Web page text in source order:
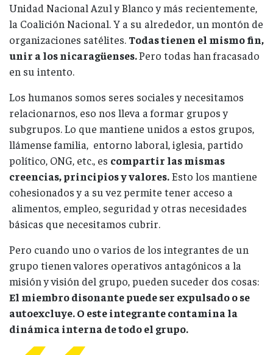
Unidad Nacional Azul y Blanco y más recientemente,
la Coalición Nacional. Y a su alrededor, un montón de
organizaciones satélites. Todas tienen el mismo fin,
unir a los nicaragüenses.Pero todas han fracasado
en su intento.
Los humanos somos seres sociales y necesitamos
relacionarnos, eso nos lleva a formar grupos y
subgrupos. Lo que mantiene unidos a estos grupos,
llámense familia, entorno laboral, iglesia, partido
político, ONG, etc., es compartir las mismas
creencias, principios y valores.Esto los mantiene
cohesionados y a su vez permite tener acceso a
alimentos, empleo, seguridad y otras necesidades
básicas que necesitamos cubrir.
Pero cuando uno o varios de los integrantes de un
grupo tienen valores operativos antagónicos a la
misión y visión del grupo, pueden suceder dos cosas:
El miembro disonante puede ser expulsado o se
autoexcluye. O este integrante contamina la
dinámica interna de todo el grupo.